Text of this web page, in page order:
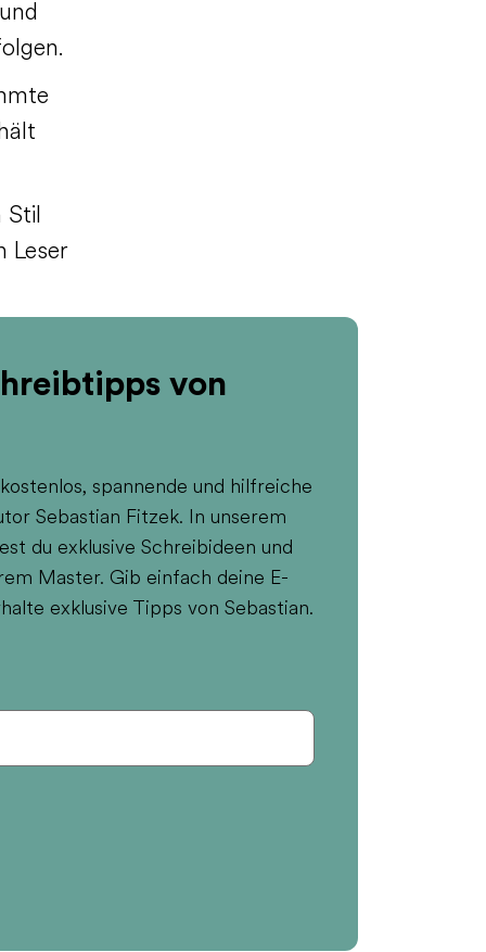
Stil
Leser
von
spannende und hilfreiche
Sebastian Fitzek. In unserem
du exklusive Schreibideen und
Master. Gib einfach deine E-
exklusive Tipps von Sebastian.